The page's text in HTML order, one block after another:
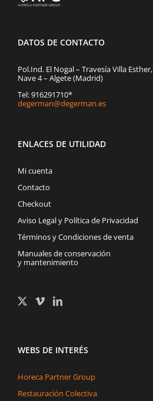
DATOS DE CONTACTO
Pol.Ind. El Nogal – Travesía Villa Esther,
Nave 4 – Algete (Madrid)
Tel: 916291710*
degerman@degerman.es
ENLACES DE UTILIDAD
Mi cuenta
Contacto
Checkout
Aviso Legal y Política de Privacidad
Términos y Condiciones de venta
Manuales de conservación
y mantenimiento
WEBS DE INTERÉS
Horeca Partner Group
Restauración Colectiva